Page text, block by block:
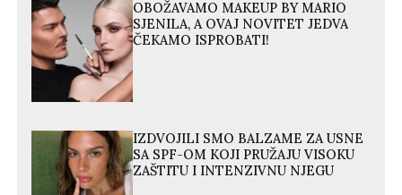
OBOŽAVAMO MAKEUP BY MARIO
SJENILA, A OVAJ NOVITET JEDVA
ČEKAMO ISPROBATI!
IZDVOJILI SMO BALZAME ZA USNE
SA SPF-OM KOJI PRUŽAJU VISOKU
ZAŠTITU I INTENZIVNU NJEGU